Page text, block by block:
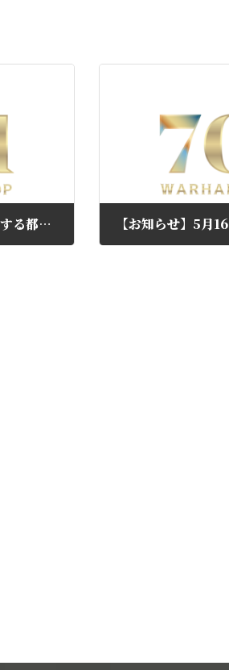
【大事なお知らせ】スピアヘッド：『灰燼を冠する都』ゲームパック（日本語版）の中身がドイツ版になっている場合がある件につきまして